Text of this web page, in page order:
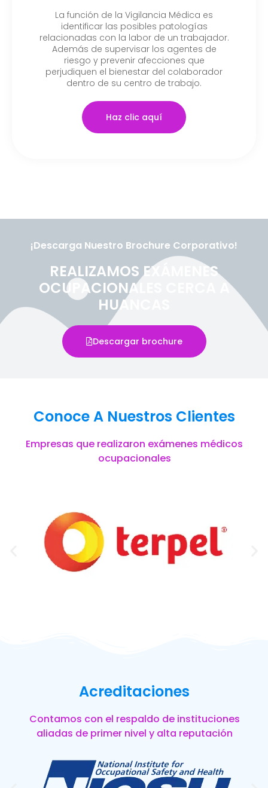
La función de la Vigilancia Médica es
identificar las posibles patologías
relacionadas con la labor de un trabajador.
Además de supervisar los agentes de
riesgo y prevenir afecciones que
perjudiquen el bienestar del colaborador
dentro de su centro de trabajo.
Haz clic aquí
¡Descarga Nuestro Brochure Corporativo!
REALIZAMOS EXÁMENES
OCUPACIONALES CERCA A
HUANCAS
Descargar brochure
Conoce A Nuestros Clientes
Empresas que realizaron exámenes médicos
ocupacionales
Acreditaciones
Contamos con el respaldo de instituciones
aliadas de primer nivel y alta reputación